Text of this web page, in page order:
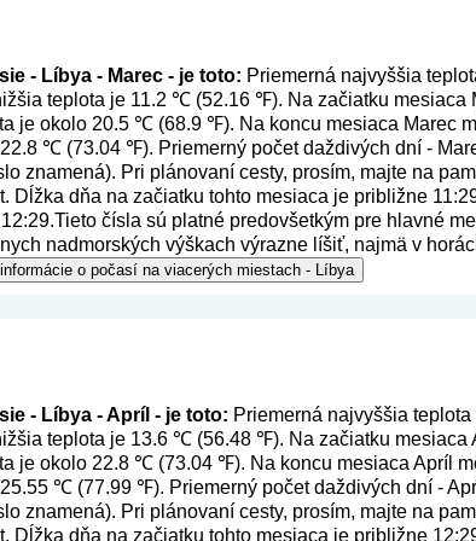
- Líbya - Marec - je toto: Priemerná najvyššia
teplota je 11.2 ℃ (52.16 ℉). Na začiatku mesiaca
je okolo 20.5 ℃ (68.9 ℉). Na koncu mesiaca Marec
℃ (73.04 ℉). Priemerný počet daždivých dní -
znamená). Pri plánovaní cesty, prosím, majte na
Dĺžka dňa na začiatku tohto mesiaca je približne
čísla sú platné predovšetkým pre hlavné
nadmorských výškach výrazne líšiť, najmä v
o počasí na viacerých miestach - Líbya
- Líbya - Apríl - je toto: Priemerná najvyššia
teplota je 13.6 ℃ (56.48 ℉). Na začiatku mesiaca
je okolo 22.8 ℃ (73.04 ℉). Na koncu mesiaca Apríl
℃ (77.99 ℉). Priemerný počet daždivých dní -
znamená). Pri plánovaní cesty, prosím, majte na
Dĺžka dňa na začiatku tohto mesiaca je približne